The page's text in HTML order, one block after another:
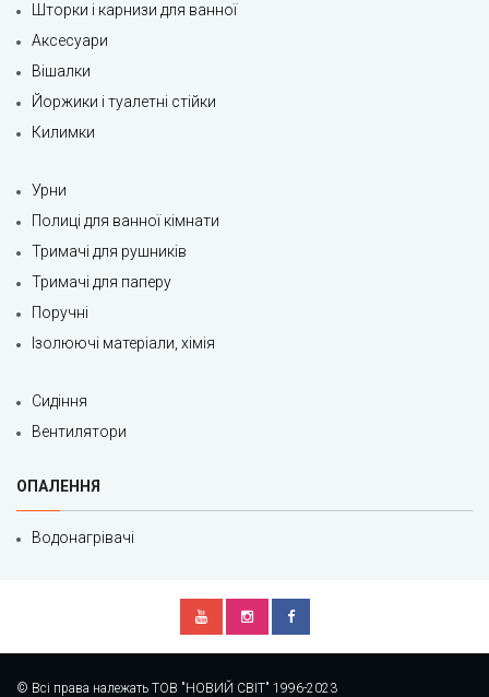
Шторки і карнизи для ванної
Аксесуари
Вішалки
Йоржики і туалетні стійки
Килимки
Урни
Полиці для ванної кімнати
Тримачі для рушників
Тримачі для паперу
Поручні
Ізолюючі матеріали, хімія
Сидіння
Вентилятори
ОПАЛЕННЯ
Водонагрівачі
© Всі права належать ТОВ "НОВИЙ СВІТ" 1996-2023